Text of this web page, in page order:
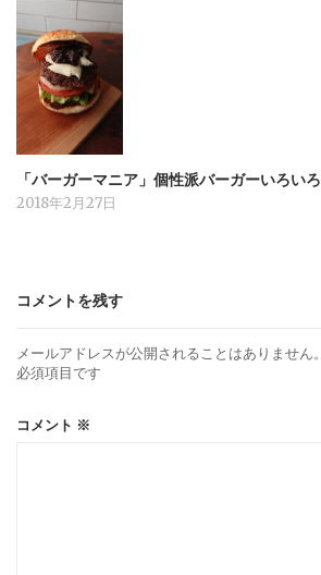
「バーガーマニア」個性派バーガーいろいろ
2018年2月27日
コメントを残す
メールアドレスが公開されることはありません。
必須項目です
コメント ※